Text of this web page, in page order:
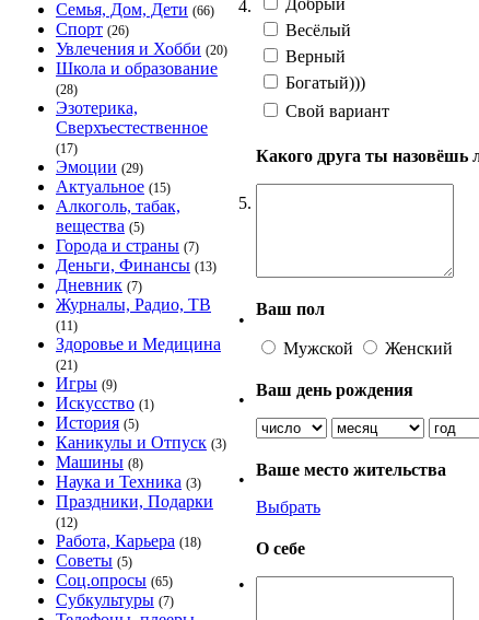
Семья, Дом, Дети (66)
Спорт (26)
Увлечения и Хобби (20)
Школа и образование
(28)
Эзотерика,
Сверхъестественное
(17)
Эмоции (29)
Актуальное (15)
Алкоголь, табак,
вещества (5)
Города и страны (7)
Деньги, Финансы (13)
Дневник (7)
Журналы, Радио, ТВ
(11)
Здоровье и Медицина
(21)
Игры (9)
Искусство (1)
История (5)
Каникулы и Отпуск (3)
Машины (8)
Наука и Техника (3)
Праздники, Подарки
(12)
Работа, Карьера (18)
Советы (5)
Соц.опросы (65)
Субкультуры (7)
4.
Весёлый
Верный
Богатый)))
Свой вариант
5.
Какого друга ты
•
Ваш пол
Мужской Женский
•
Ваш день рождения
•
Ваше место жительства
Выбрать
•
О себе